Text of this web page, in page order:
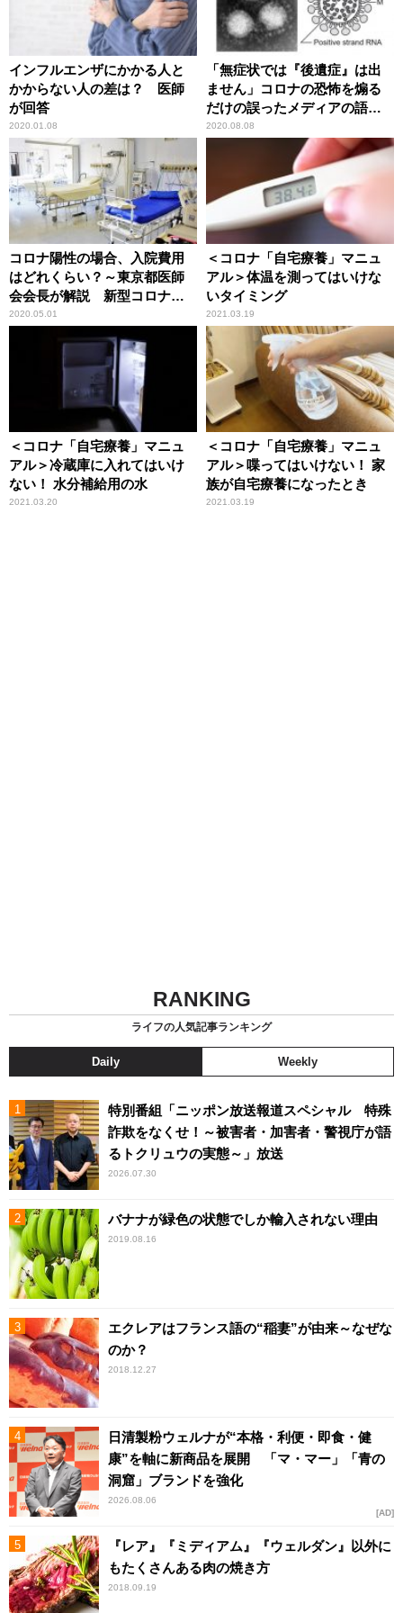
インフルエンザにかかる人と
かからない人の差は？ 医師
が回答
2020.01.08
「無症状では『後遺症』は出
ません」コロナの恐怖を煽る
だけの誤ったメディアの語法
に辛坊治郎が異議
2020.08.08
コロナ陽性の場合、入院費用
はどれくらい？～東京都医師
会会長が解説 新型コロナウ
イルス感染症
2020.05.01
＜コロナ「自宅療養」マニュ
アル＞体温を測ってはいけな
いタイミング
2021.03.19
＜コロナ「自宅療養」マニュ
アル＞冷蔵庫に入れてはいけ
ない！ 水分補給用の水
2021.03.20
＜コロナ「自宅療養」マニュ
アル＞喋ってはいけない！ 家
族が自宅療養になったとき
2021.03.19
RANKING
ライフの人気記事ランキング
Daily Weekly
特別番組「ニッポン放送報道スペシャル 特殊
詐欺をなくせ！～被害者・加害者・警視庁が語
るトクリュウの実態～」放送
2026.07.30
バナナが緑色の状態でしか輸入されない理由
2019.08.16
エクレアはフランス語の“稲妻”が由来～なぜな
のか？
2018.12.27
日清製粉ウェルナが“本格・利便・即食・健
康”を軸に新商品を展開 「マ・マー」「青の
洞窟」ブランドを強化
2026.08.06
AD
『レア』『ミディアム』『ウェルダン』以外に
もたくさんある肉の焼き方
2018.09.19